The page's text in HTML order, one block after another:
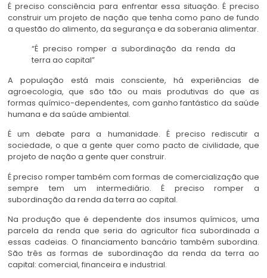
É preciso consciência para enfrentar essa situação. É preciso
construir um projeto de nação que tenha como pano de fundo
a questão do alimento, da segurança e da soberania alimentar.
“É preciso romper a subordinação da renda da
terra ao capital”
A população está mais consciente, há experiências de
agroecologia, que são tão ou mais produtivas do que as
formas químico-dependentes, com ganho fantástico da saúde
humana e da saúde ambiental.
É um debate para a humanidade. É preciso rediscutir a
sociedade, o que a gente quer como pacto de civilidade, que
projeto de nação a gente quer construir.
É preciso romper também com formas de comercialização que
sempre tem um intermediário. É preciso romper a
subordinação da renda da terra ao capital.
Na produção que é dependente dos insumos químicos, uma
parcela da renda que seria do agricultor fica subordinada a
essas cadeias. O financiamento bancário também subordina.
São três as formas de subordinação da renda da terra ao
capital: comercial, financeira e industrial.